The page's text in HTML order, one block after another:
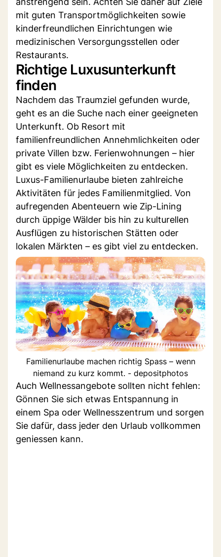
mit guten Transportmöglichkeiten sowie
kinderfreundlichen Einrichtungen wie
medizinischen Versorgungsstellen oder
Restaurants.
Richtige Luxusunterkunft
finden
Nachdem das Traumziel gefunden wurde,
geht es an die Suche nach einer geeigneten
Unterkunft. Ob Resort mit
familienfreundlichen Annehmlichkeiten oder
private Villen bzw. Ferienwohnungen – hier
gibt es viele Möglichkeiten zu entdecken.
Luxus-Familienurlaube bieten zahlreiche
Aktivitäten für jedes Familienmitglied. Von
aufregenden Abenteuern wie Zip-Lining
durch üppige Wälder bis hin zu kulturellen
Ausflügen zu historischen Stätten oder
lokalen Märkten – es gibt viel zu entdecken.
Familienurlaube machen richtig Spass – wenn
niemand zu kurz kommt. - depositphotos
Auch Wellnessangebote sollten nicht fehlen:
Gönnen Sie sich etwas Entspannung in
einem Spa oder Wellnesszentrum und sorgen
Sie dafür, dass jeder den Urlaub vollkommen
geniessen kann.